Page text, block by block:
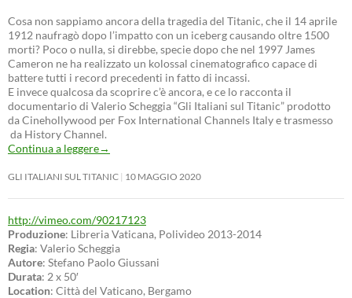
Cosa non sappiamo ancora della tragedia del Titanic, che il 14 aprile
1912 naufragò dopo l’impatto con un iceberg causando oltre 1500
morti? Poco o nulla, si direbbe, specie dopo che nel 1997 James
Cameron ne ha realizzato un kolossal cinematografico capace di
battere tutti i record precedenti in fatto di incassi.
E invece qualcosa da scoprire c’è ancora, e ce lo racconta il
documentario di Valerio Scheggia “Gli Italiani sul Titanic” prodotto
da Cinehollywood per Fox International Channels Italy e trasmesso
da History Channel.
Continua a leggere→
GLI ITALIANI SUL TITANIC 10 MAGGIO 2020
http://vimeo.com/90217123
Produzione: Libreria Vaticana, Polivideo 2013-2014
Regia: Valerio Scheggia
Autore: Stefano Paolo Giussani
Durata: 2 x 50′
Location: Città del Vaticano, Bergamo